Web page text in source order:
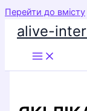
Перейти до вмісту
alive-